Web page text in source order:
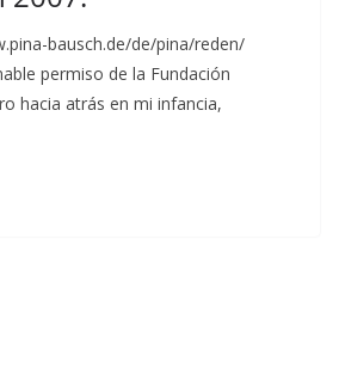
bausch.de/de/pina/reden/
permiso de la Fundación
hacia atrás en mi infancia,